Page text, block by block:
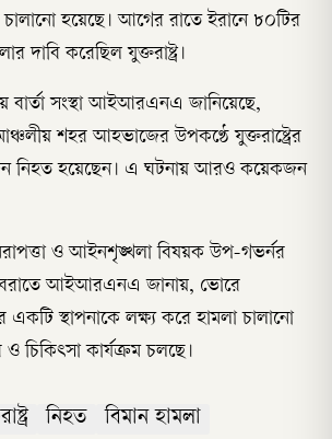
হয়েছে। আগের রাতে ইরানে ৮০টির
দাবি করেছিল যুক্তরাষ্ট্র।
বার্তা সংস্থা আইআরএনএ জানিয়েছে,
শহর আহভাজের উপকণ্ঠে যুক্তরাষ্ট্রের
নিহত হয়েছেন। এ ঘটনায় আরও কয়েকজন
ও আইনশৃঙ্খলা বিষয়ক উপ-গভর্নর
বরাতে আইআরএনএ জানায়, ভোরে
স্থাপনাকে লক্ষ্য করে হামলা চালানো
ও চিকিৎসা কার্যক্রম চলছে।
নিহত বিমান হামলা